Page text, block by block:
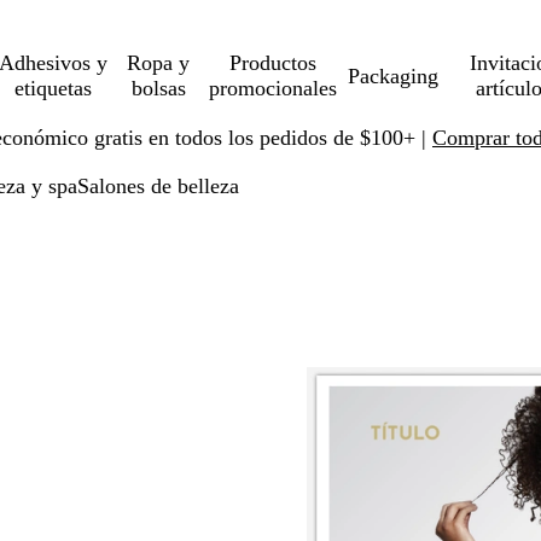
y
etiquetas
Ropa y
bolsas
Productos
promocionales
Packaging
gratis en todos los pedidos de $100+ | Comprar
y spaSalones de belleza